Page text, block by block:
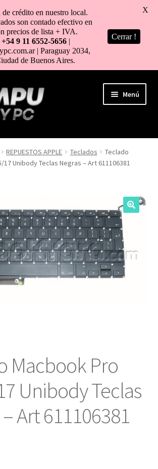
Menú
REPUESTOS APPLE Teclados
Teclado
Unibody Teclas Negras – Art 611106381
Macbook Pro
Unibody Teclas
Art 611106381
de crédito en nuestro local.
son contado efectivo en
precios de lista + IVA.
9 11 6552-5656 |
| Paraguay 2034,
de Buenos Aires.
Cerrar !
X